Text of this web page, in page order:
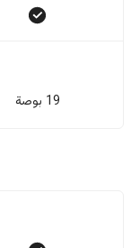
19 بوصة